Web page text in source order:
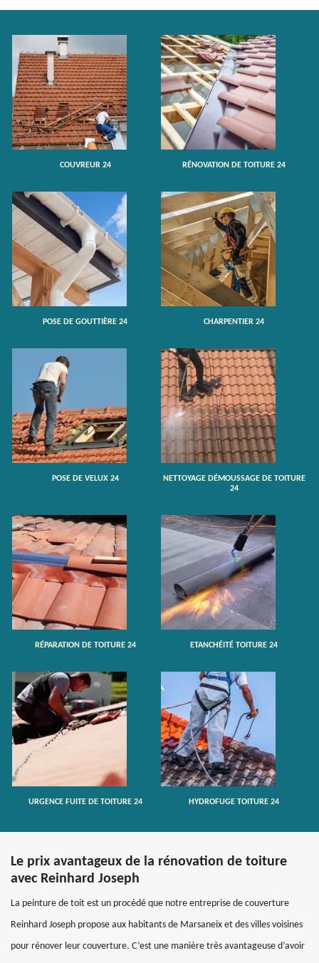
COUVREUR 24 RÉNOVATION DE TOITURE 24
POSE DE GOUTTIÈRE 24 CHARPENTIER 24
POSE DE VELUX 24
NETTOYAGE DÉMOUSSAGE DE TOITURE
24
RÉPARATION DE TOITURE 24 ETANCHÉITÉ TOITURE 24
URGENCE FUITE DE TOITURE 24 HYDROFUGE TOITURE 24
Le prix avantageux de la rénovation de toiture
avec Reinhard Joseph
La peinture de toit est un procédé que notre entreprise de couverture
Reinhard Joseph propose aux habitants de Marsaneix et des villes voisines
pour rénover leur couverture. C’est une manière très avantageuse d’avoir